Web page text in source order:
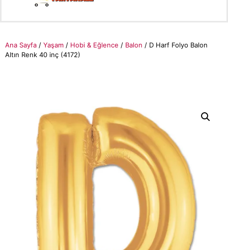
Ana Sayfa / Yaşam / Hobi & Eğlence / Balon / D Harf Folyo Balon
Altın Renk 40 inç (4172)